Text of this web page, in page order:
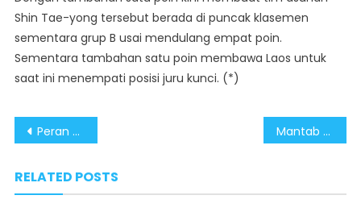
Shin Tae-yong tersebut berada di puncak klasemen
sementara grup B usai mendulang empat poin.
Sementara tambahan satu poin membawa Laos untuk
saat ini menempati posisi juru kunci. (*)
Post
Peran Ormas Keagamaan Ajak Masyarakat Menghormati Hasil Pilkada Mantab Gelar Uji Coba di 15 Desember! Jalan Tol Pertama Sumatera Barat Akhirnya Beroperasi Setelah 6 Tahun Penantian
RELATED POSTS